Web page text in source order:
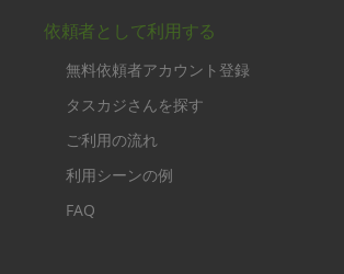
依頼者として利用する
無料依頼者アカウント登録
タスカジさんを探す
ご利用の流れ
利用シーンの例
FAQ